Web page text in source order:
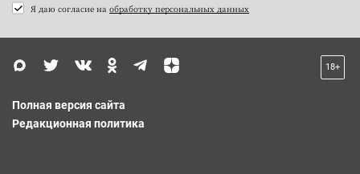
Я даю согласие на обработку персональных данных
18+
Полная версия сайта
Редакционная политика